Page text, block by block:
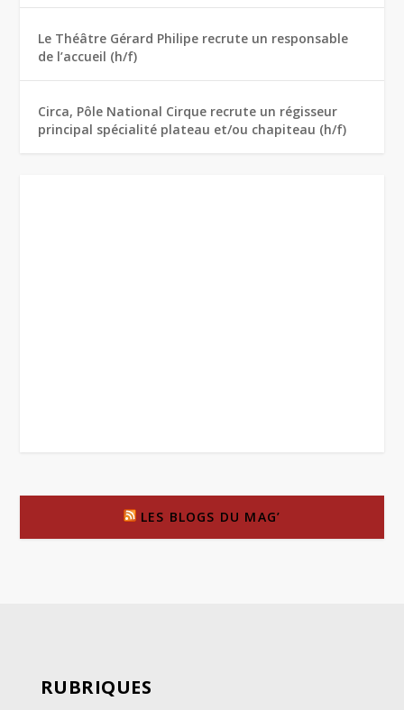
Le Théâtre Gérard Philipe recrute un responsable
de l’accueil (h/f)
Circa, Pôle National Cirque recrute un régisseur
principal spécialité plateau et/ou chapiteau (h/f)
LES BLOGS DU MAG’
RUBRIQUES